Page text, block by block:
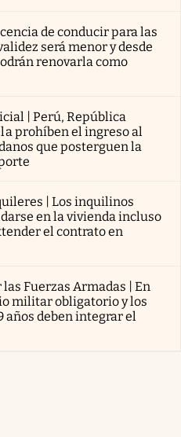
de conducir para las
será menor y desde
renovarla como
| Perú, República
prohíben el ingreso al
que posterguen la
| Los inquilinos
en la vivienda incluso
el contrato en
Fuerzas Armadas | En
militar obligatorio y los
años deben integrar el